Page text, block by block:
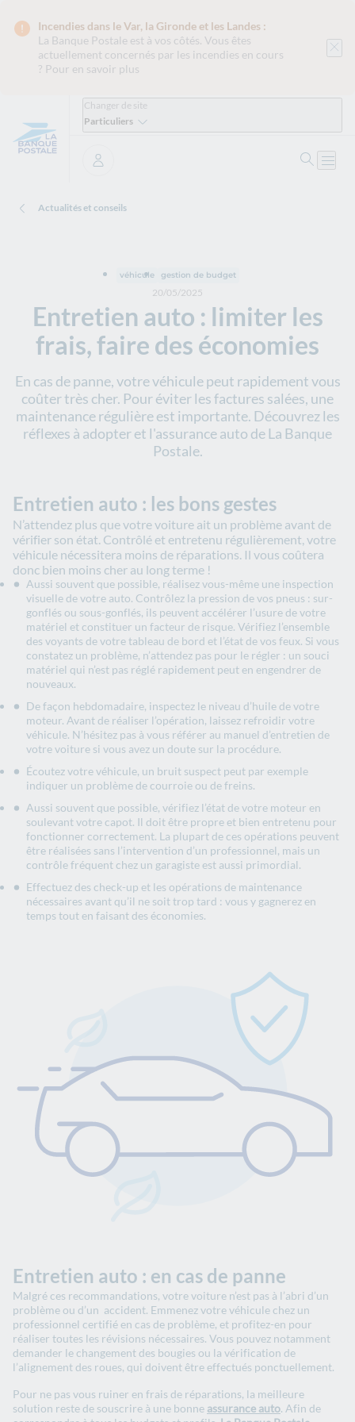
Incendies dans le Var, la Gironde et les Landes :
La Banque Postale est à vos côtés. Vous êtes
actuellement concernés par les incendies en cours
? Pour en savoir plus
Changer de site
Particuliers
Se connecter
Actualités et conseils
Entretien auto : limiter les
frais, faire des économies
20/05/2025
véhicule gestion de budget
En cas de panne, votre véhicule peut rapidement vous
coûter très cher. Pour éviter les factures salées, une
maintenance régulière est importante. Découvrez les
réflexes à adopter et l'assurance auto de La Banque
Postale.
Entretien auto : les bons gestes
N’attendez plus que votre voiture ait un problème avant de
vérifier son état. Contrôlé et entretenu régulièrement, votre
véhicule nécessitera moins de réparations. Il vous coûtera
donc bien moins cher au long terme !
Aussi souvent que possible, réalisez vous-même une inspection
visuelle de votre auto. Contrôlez la pression de vos pneus : sur-
gonflés ou sous-gonflés, ils peuvent accélérer l’usure de votre
matériel et constituer un facteur de risque. Vérifiez l’ensemble
des voyants de votre tableau de bord et l’état de vos feux. Si vous
constatez un problème, n’attendez pas pour le régler : un souci
matériel qui n’est pas réglé rapidement peut en engendrer de
nouveaux.
De façon hebdomadaire, inspectez le niveau d’huile de votre
moteur. Avant de réaliser l’opération, laissez refroidir votre
véhicule. N’hésitez pas à vous référer au manuel d’entretien de
votre voiture si vous avez un doute sur la procédure.
Écoutez votre véhicule, un bruit suspect peut par exemple
indiquer un problème de courroie ou de freins.
Aussi souvent que possible, vérifiez l’état de votre moteur en
soulevant votre capot. Il doit être propre et bien entretenu pour
fonctionner correctement. La plupart de ces opérations peuvent
être réalisées sans l’intervention d’un professionnel, mais un
contrôle fréquent chez un garagiste est aussi primordial.
Effectuez des check-up et les opérations de maintenance
nécessaires avant qu’il ne soit trop tard : vous y gagnerez en
temps tout en faisant des économies.
Entretien auto : en cas de panne
Malgré ces recommandations, votre voiture n’est pas à l’abri d’un
problème ou d’un accident. Emmenez votre véhicule chez un
professionnel certifié en cas de problème, et profitez-en pour
réaliser toutes les révisions nécessaires. Vous pouvez notamment
demander le changement des bougies ou la vérification de
l’alignement des roues, qui doivent être effectués ponctuellement.
Pour ne pas vous ruiner en frais de réparations, la meilleure
solution reste de souscrire à une bonne assurance auto. Afin de